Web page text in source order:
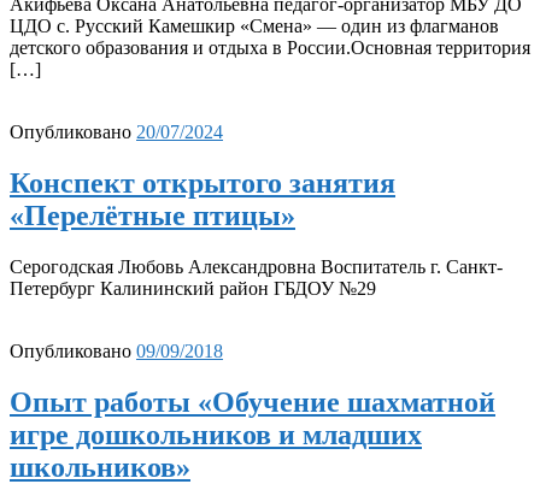
Акифьева Оксана Анатольевна педагог-организатор МБУ ДО
ЦДО с. Русский Камешкир «Смена» — один из флагманов
детского образования и отдыха в России.Основная территория
[…]
Опубликовано 20/07/2024
Конспект открытого занятия
«Перелётные птицы»
Серогодская Любовь Александровна Воспитатель г. Санкт-
Петербург Калининский район ГБДОУ №29
Опубликовано 09/09/2018
Опыт работы «Обучение шахматной
игре дошкольников и младших
школьников»